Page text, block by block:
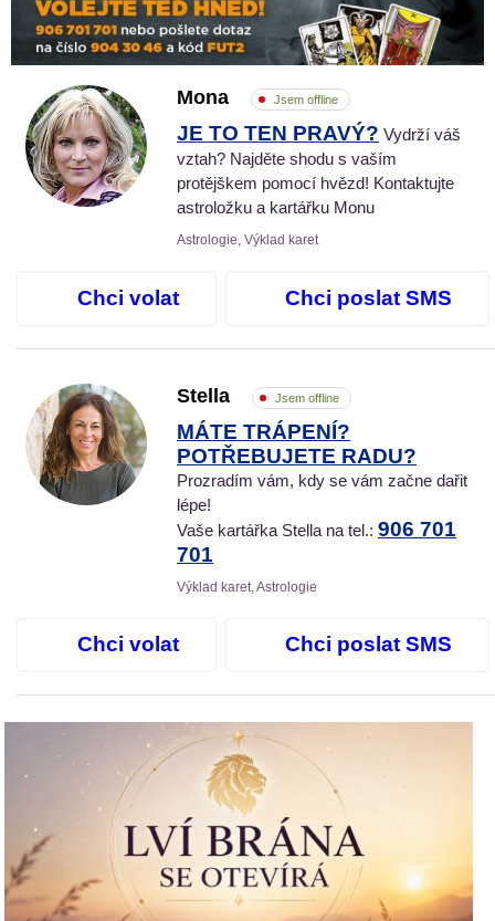
Mona Jsem offline
JE TO TEN PRAVÝ? Vydrží váš
vztah? Najděte shodu s vaším
protějškem pomocí hvězd! Kontaktujte
astroložku a kartářku Monu
Astrologie, Výklad karet
Chci volat Chci poslat SMS
Stella Jsem offline
MÁTE TRÁPENÍ?
POTŘEBUJETE RADU?
Prozradím vám, kdy se vám začne dařit
lépe!
Vaše kartářka Stella na tel.: 906 701
701
Výklad karet, Astrologie
Chci volat Chci poslat SMS